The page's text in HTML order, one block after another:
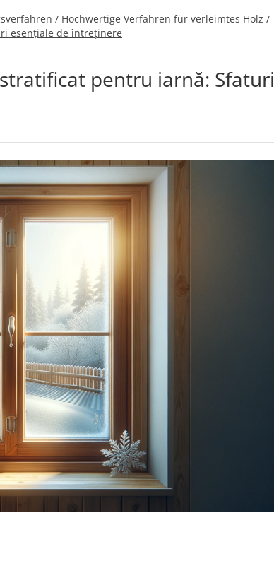
/ Hochwertige Verfahren für verleimtes Holz /
esențiale de întreținere
pentru iarnă: Sfaturi